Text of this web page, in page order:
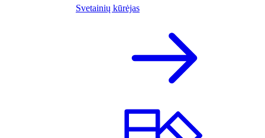
Svetainių kūrėjas